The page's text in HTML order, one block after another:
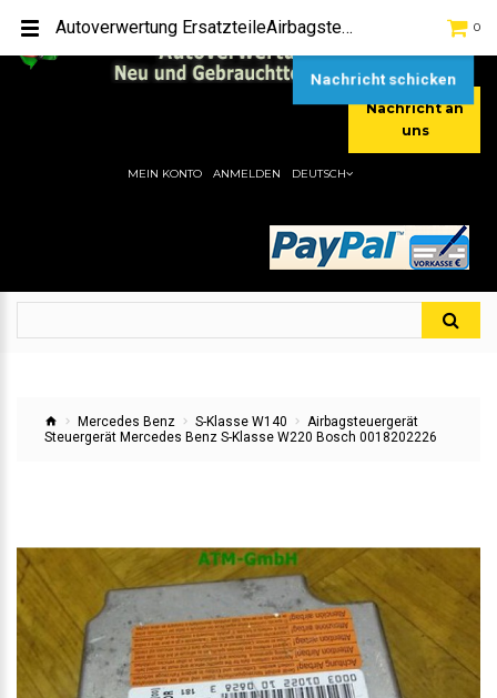
[+49] (0) 2232-5205
[+49] (0) 177 / 4080033
Nachricht an
uns
0
MEIN KONTO ANMELDEN DEUTSCH
Mercedes Benz S-Klasse W140
Airbagsteuergerät
Steuergerät Mercedes Benz S-Klasse W220 Bosch 0018202226
Autoverwertung ErsatzteileAirbagsteuergerät Steuergerät Mercedes Benz S-Klasse W220 Bosch 0018202226Hier gibt es viele Autoersatzteile, günstigen Preise, gute Qualität
Nachricht schicken